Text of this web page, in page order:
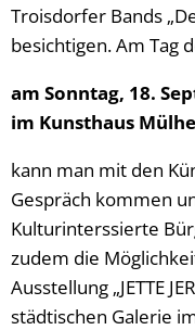
Troisdorfer Bands
besichtigen. Am Tag
am Sonntag, 18.
im Kunsthaus
kann man mit den
Gespräch kommen
Kulturinterssierte
zudem die
Ausstellung „JETTE
städtischen Galerie